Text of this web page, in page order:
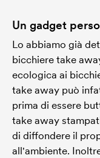
Un gadget
Lo abbiamo già
bicchiere take
ecologica ai
take away può
prima di essere
take away
di diffondere il
all'ambiente.